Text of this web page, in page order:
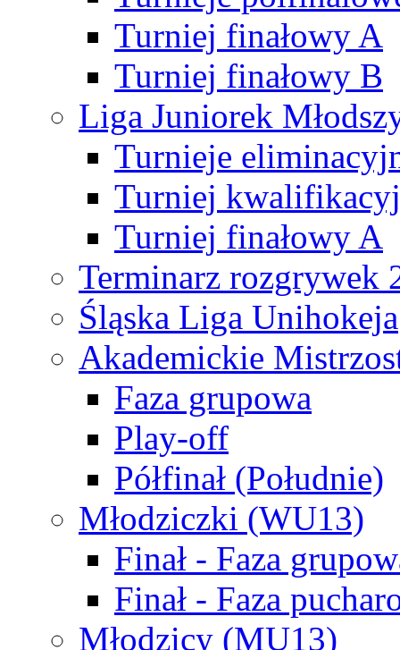
Turniej finałowy A
Turniej finałowy B
Liga Juniorek
Turnieje
Turniej
Turniej finałowy A
Terminarz rozgrywek
Śląska Liga Unihokeja
Akademickie
Faza grupowa
Play-off
Półfinał (Południe)
Młodziczki (WU13)
Finał - Faza
Finał - Faza
Młodzicy (MU13)